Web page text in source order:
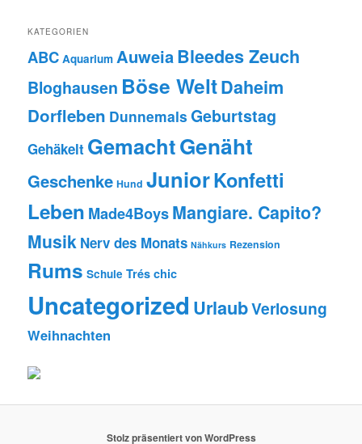
KATEGORIEN
ABC Aquarium Auweia Bleedes Zeuch
Bloghausen Böse WeltDaheim
Dorfleben Dunnemals Geburtstag
Gehäkelt GemachtGenäht
Geschenke Hund JuniorKonfetti
Leben Made4BoysMangiare. Capito?
Musik Nerv des Monats Nähkurs Rezension
Rums Schule Trés chic
Uncategorized UrlaubVerlosung
Weihnachten
Stolz präsentiert von WordPress